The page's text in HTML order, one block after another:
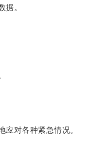
。
对各种紧急情况。